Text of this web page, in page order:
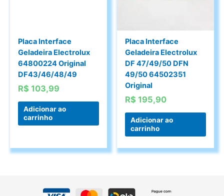
Placa Interface
Geladeira Electrolux
64800224 Original
DF43/46/48/49
R$ 103,99
Adicionar ao
carrinho
Placa Interface
Geladeira Electrolux
DF 47/49/50 DFN
49/50 64502351
Original
R$ 195,90
Adicionar ao
carrinho